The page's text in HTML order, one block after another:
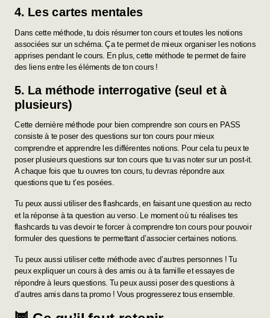
4. Les cartes mentales
Dans cette méthode, tu dois résumer ton cours et toutes les notions
associées sur un schéma. Ça te permet de mieux organiser les notions
apprises pendant le cours. En plus, cette méthode te permet de faire
des liens entre les éléments de ton cours !
5. La méthode interrogative (seul et à
plusieurs)
Cette dernière méthode pour bien comprendre son cours en PASS
consiste à te poser des questions sur ton cours pour mieux
comprendre et apprendre les différentes notions. Pour cela tu peux te
poser plusieurs questions sur ton cours que tu vas noter sur un post-it.
A chaque fois que tu ouvres ton cours, tu devras répondre aux
questions que tu t’es posées.
Tu peux aussi utiliser des flashcards, en faisant une question au recto
et la réponse à ta question au verso. Le moment où tu réalises tes
flashcards tu vas devoir te forcer à comprendre ton cours pour pouvoir
formuler des questions te permettant d’associer certaines notions.
Tu peux aussi utiliser cette méthode avec d’autres personnes ! Tu
peux expliquer un cours à des amis ou à ta famille et essayes de
répondre à leurs questions. Tu peux aussi poser des questions à
d’autres amis dans ta promo ! Vous progresserez tous ensemble.